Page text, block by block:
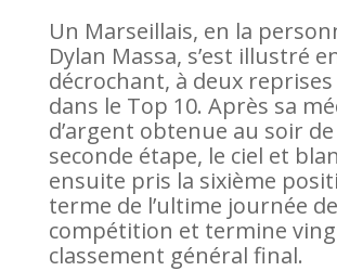
Un Marseillais, en la
Dylan Massa, s’est illustré
décrochant, à deux
dans le Top 10. Après sa
d’argent obtenue au soir de
seconde étape, le ciel et
ensuite pris la sixième
terme de l’ultime journée de
compétition et termine
classement général final.